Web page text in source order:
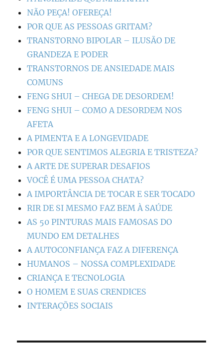
NÃO PEÇA! OFEREÇA!
POR QUE AS PESSOAS GRITAM?
TRANSTORNO BIPOLAR – ILUSÃO DE
GRANDEZA E PODER
TRANSTORNOS DE ANSIEDADE MAIS
COMUNS
FENG SHUI – CHEGA DE DESORDEM!
FENG SHUI – COMO A DESORDEM NOS
AFETA
A PIMENTA E A LONGEVIDADE
POR QUE SENTIMOS ALEGRIA E TRISTEZA?
A ARTE DE SUPERAR DESAFIOS
VOCÊ É UMA PESSOA CHATA?
A IMPORTÂNCIA DE TOCAR E SER TOCADO
RIR DE SI MESMO FAZ BEM À SAÚDE
AS 50 PINTURAS MAIS FAMOSAS DO
MUNDO EM DETALHES
A AUTOCONFIANÇA FAZ A DIFERENÇA
HUMANOS – NOSSA COMPLEXIDADE
CRIANÇA E TECNOLOGIA
O HOMEM E SUAS CRENDICES
INTERAÇÕES SOCIAIS